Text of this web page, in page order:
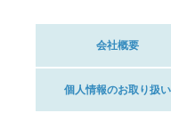
会社概要
個人情報のお取り扱い